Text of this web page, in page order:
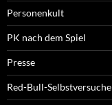
Personenkult
PK nach dem Spiel
Presse
Red-Bull-Selbstversuche